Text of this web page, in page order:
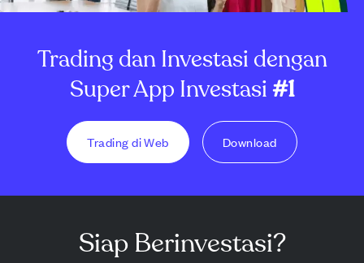
Trading dan Investasi dengan
Super App Investasi#1
Trading di Web Download
Siap Berinvestasi?